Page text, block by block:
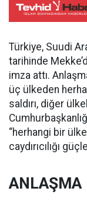
Türkiye, Suudi
tarihinde
imza attı.
üç ülkeden
saldırı, diğer
“herhangi bir
caydırıcılığı
ANLAŞMA